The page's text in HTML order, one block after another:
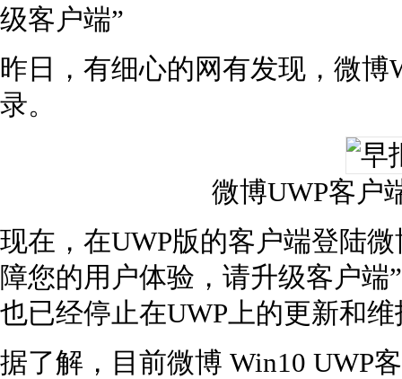
级客户端”
昨日，有细心的网有发现，微博
录。
微博UWP客户
现在，在UWP版的客户端登陆
障您的用户体验，请升级客户
也已经停止在UWP上的更新和
据了解，目前微博 Win10 UWP